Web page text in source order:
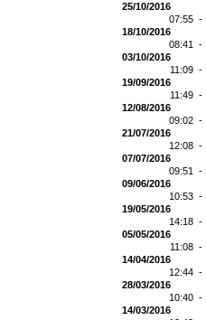
25/10/2016
07:55 -
18/10/2016
08:41 -
03/10/2016
11:09 -
19/09/2016
11:49 -
12/08/2016
09:02 -
21/07/2016
12:08 -
07/07/2016
09:51 -
09/06/2016
10:53 -
19/05/2016
14:18 -
05/05/2016
11:08 -
14/04/2016
12:44 -
28/03/2016
10:40 -
14/03/2016